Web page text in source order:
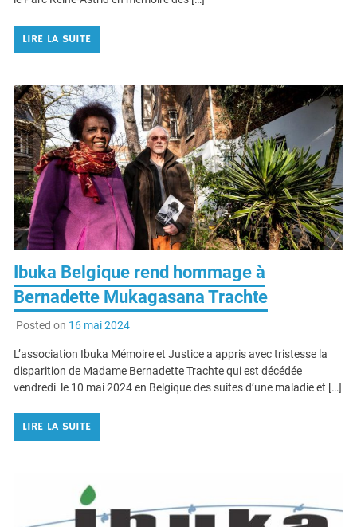
2024, la profanation de la stèle érigée par la Ville de Charleroi dans
le Parc Reine-Astrid en mémoire des […]
LIRE LA SUITE
Ibuka Belgique rend hommage à
Posted on16 mai 2024
disparition de Madame Bernadette Trachte qui est décédée
vendredi le 10 mai 2024 en Belgique des suites d’une maladie et […]